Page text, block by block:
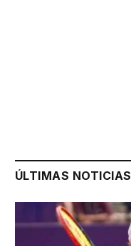
ÚLTIMAS NOTICIAS